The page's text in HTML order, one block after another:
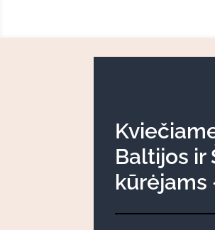
Baltijos ir
kūrėjams